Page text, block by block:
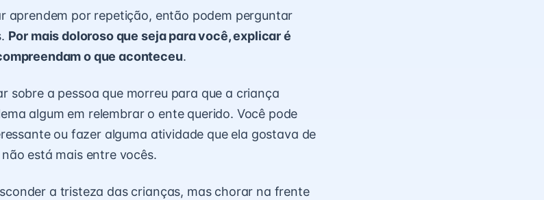
aprendem por repetição, então podem perguntar
Por mais doloroso que seja para você, explicar é
o que aconteceu.
sobre a pessoa que morreu para que a criança
algum em relembrar o ente querido. Você pode
ou fazer alguma atividade que ela gostava de
está mais entre vocês.
a tristeza das crianças, mas chorar na frente